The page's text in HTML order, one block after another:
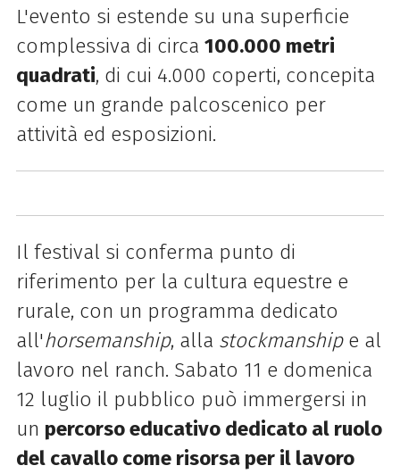
L'evento si estende su una superficie
complessiva di circa 100.000 metri
quadrati, di cui 4.000 coperti, concepita
come un grande palcoscenico per
attività ed esposizioni.
Il festival si conferma punto di
riferimento per la cultura equestre e
rurale, con un programma dedicato
all'horsemanship, alla stockmanshipe al
lavoro nel ranch. Sabato 11 e domenica
12 luglio il pubblico può immergersi in
un percorso educativo dedicato al ruolo
del cavallo come risorsa per il lavoro